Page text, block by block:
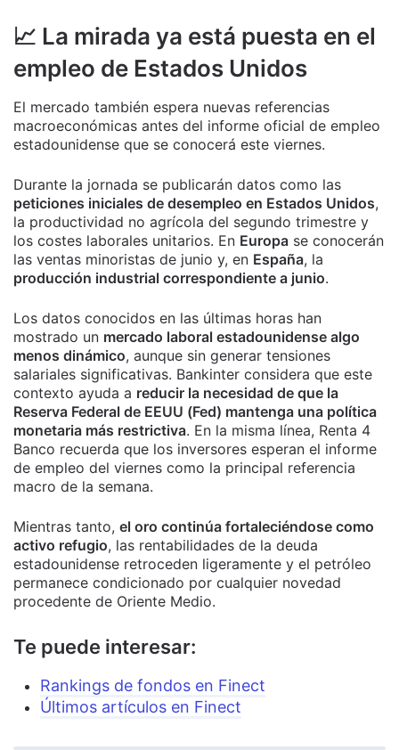
📈 La mirada ya está puesta en el
empleo de Estados Unidos
El mercado también espera nuevas referencias
macroeconómicas antes del informe oficial de empleo
estadounidense que se conocerá este viernes.
Durante la jornada se publicarán datos como las
peticiones iniciales de desempleo en Estados Unidos,
la productividad no agrícola del segundo trimestre y
los costes laborales unitarios. En Europa se conocerán
las ventas minoristas de junio y, en España, la
producción industrial correspondiente a junio.
Los datos conocidos en las últimas horas han
mostrado un mercado laboral estadounidense algo
menos dinámico, aunque sin generar tensiones
salariales significativas. Bankinter considera que este
contexto ayuda a reducir la necesidad de que la
Reserva Federal de EEUU (Fed) mantenga una política
monetaria más restrictiva. En la misma línea, Renta 4
Banco recuerda que los inversores esperan el informe
de empleo del viernes como la principal referencia
macro de la semana.
Mientras tanto, el oro continúa fortaleciéndose como
activo refugio, las rentabilidades de la deuda
estadounidense retroceden ligeramente y el petróleo
permanece condicionado por cualquier novedad
procedente de Oriente Medio.
Te puede interesar:
Rankings de fondos en Finect
Últimos artículos en Finect